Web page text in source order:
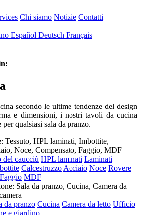
Chi siamo Notizie Contatti
Español Deutsch Français
secondo le ultime tendenze del design
e dimensioni, i nostri tavoli da cucina
qualsiasi sala da pranzo.
Tessuto, HPL laminati, Imbottite,
Noce, Compensato, Faggio, MDF
del caucciù HPL laminati Laminati
CalcestruzzoAcciaio Noce Rovere
Faggio MDF
Sala da pranzo, Cucina, Camera da
da pranzo Cucina Camera da letto Ufficio
e giardino